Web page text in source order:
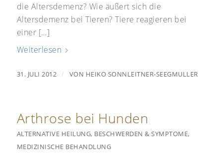
die Altersdemenz? Wie äußert sich die
Altersdemenz bei Tieren? Tiere reagieren bei
einer […]
Weiterlesen
31. JULI 2012 / VON HEIKO SONNLEITNER-SEEGMULLER
Arthrose bei Hunden
ALTERNATIVE HEILUNG, BESCHWERDEN & SYMPTOME,
MEDIZINISCHE BEHANDLUNG